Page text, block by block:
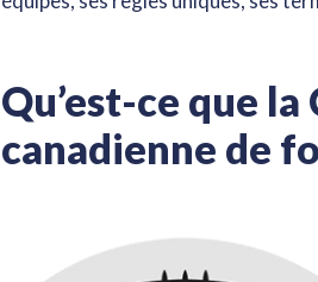
Qu’est-ce que la
canadienne de